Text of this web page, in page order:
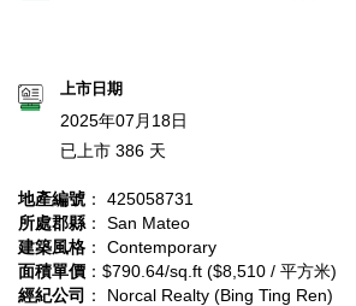
上市日期
2025年07月18日
已上市 386 天
地產編號 ： 425058731
所處郡縣 ： San Mateo
建築風格 ： Contemporary
面積單價 ：$790.64/sq.ft ($8,510 / 平方米)
經紀公司 ： Norcal Realty (Bing Ting Ren)